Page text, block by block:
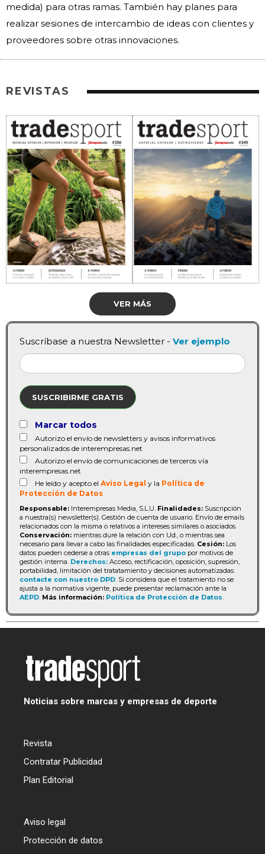
medida) para otras ramas. También hay planes para
realizar sesiones de intercambio de ideas con clientes y
proveedores sobre otras innovaciones.
REVISTAS
VER MÁS
Suscríbase a nuestra Newsletter - Ver ejemplo
SUSCRIBIRME GRATIS
Marcar todos
Autorizo el envío de newsletters y avisos informativos
personalizados de interempresas.net
Autorizo el envío de comunicaciones de terceros vía
interempresas.net
He leído y acepto el Aviso Legal y la Política de
Protección de Datos
Responsable: Interempresas Media, S.L.U. Finalidades: Suscripción
a nuestra(s) newsletter(s). Gestión de cuenta de usuario. Envío de emails
relacionados con la misma o relativos a intereses similares o asociados.
Conservación: mientras dure la relación con Ud., o mientras sea
necesario para llevar a cabo las finalidades especificadas. Cesión: Los
datos pueden cederse a otras empresas del grupo por motivos de
gestión interna. Derechos: Acceso, rectificación, oposición, supresión,
portabilidad, limitación del tratatamiento y decisiones automatizadas:
contacte con nuestro DPD. Si considera que el tratamiento no se
ajusta a la normativa vigente, puede presentar reclamación ante la
AEPD. Más información: Política de Protección de Datos.
Noticias sobre marcas y empresas de deporte
Revista
Contratar Publicidad
Plan Editorial
Aviso legal
Protección de datos